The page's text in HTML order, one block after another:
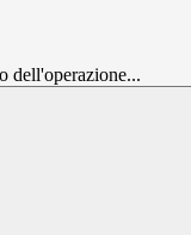
dell'operazione...